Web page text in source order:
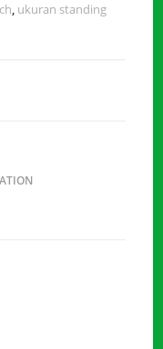
, ukuran standing